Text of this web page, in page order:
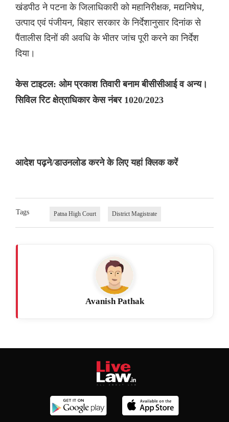
खंडपीठ ने पटना के जिलाधिकारी को महानिरीक्षक, मद्यनिषेध,
उत्पाद एवं पंजीयन, बिहार सरकार के निर्देशानुसार दिनांक से
पैंतालीस दिनों की अवधि के भीतर जांच पूरी करने का निर्देश
दिया।
केस टाइटल: ओम प्रकाश तिवारी बनाम बीसीसीआई व अन्य।
सिविल रिट क्षेत्राधिकार केस नंबर 1020/2023
आदेश पढ़ने/डाउनलोड करने के लिए यहां क्लिक करें
Tags Patna High Court District Magistrate
Avanish Pathak